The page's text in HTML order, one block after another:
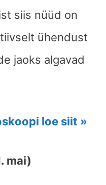
siis nüüd on
ühendust
jaoks algavad
loe siit »
mai)